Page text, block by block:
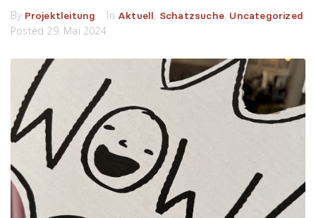
By Projektleitung In Aktuell, Schatzsuche, Uncategorized
Posted 29. Mai 2024